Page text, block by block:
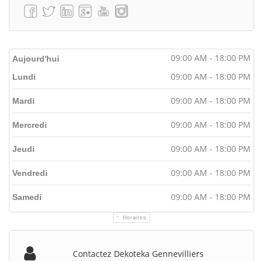
Aujourd'hui 09:00 AM - 18:00 PM
Horaires
Lundi 09:00 AM - 18:00 PM
Mardi 09:00 AM - 18:00 PM
Mercredi 09:00 AM - 18:00 PM
Jeudi 09:00 AM - 18:00 PM
Vendredi 09:00 AM - 18:00 PM
Samedi 09:00 AM - 18:00 PM
Contactez Dekoteka Gennevilliers